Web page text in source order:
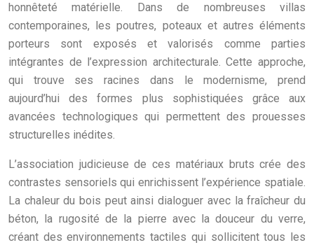
honnêteté matérielle. Dans de nombreuses villas
contemporaines, les poutres, poteaux et autres éléments
porteurs sont exposés et valorisés comme parties
intégrantes de l’expression architecturale. Cette approche,
qui trouve ses racines dans le modernisme, prend
aujourd’hui des formes plus sophistiquées grâce aux
avancées technologiques qui permettent des prouesses
structurelles inédites.
L’association judicieuse de ces matériaux bruts crée des
contrastes sensoriels qui enrichissent l’expérience spatiale.
La chaleur du bois peut ainsi dialoguer avec la fraîcheur du
béton, la rugosité de la pierre avec la douceur du verre,
créant des environnements tactiles qui sollicitent tous les